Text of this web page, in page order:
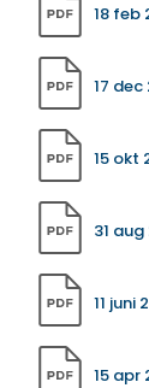
18 feb
17 dec
15 okt
31 aug
11 juni
15 apr